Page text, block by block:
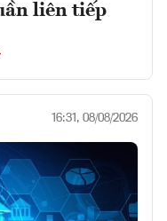
liên tiếp
16:31, 08/08/2026